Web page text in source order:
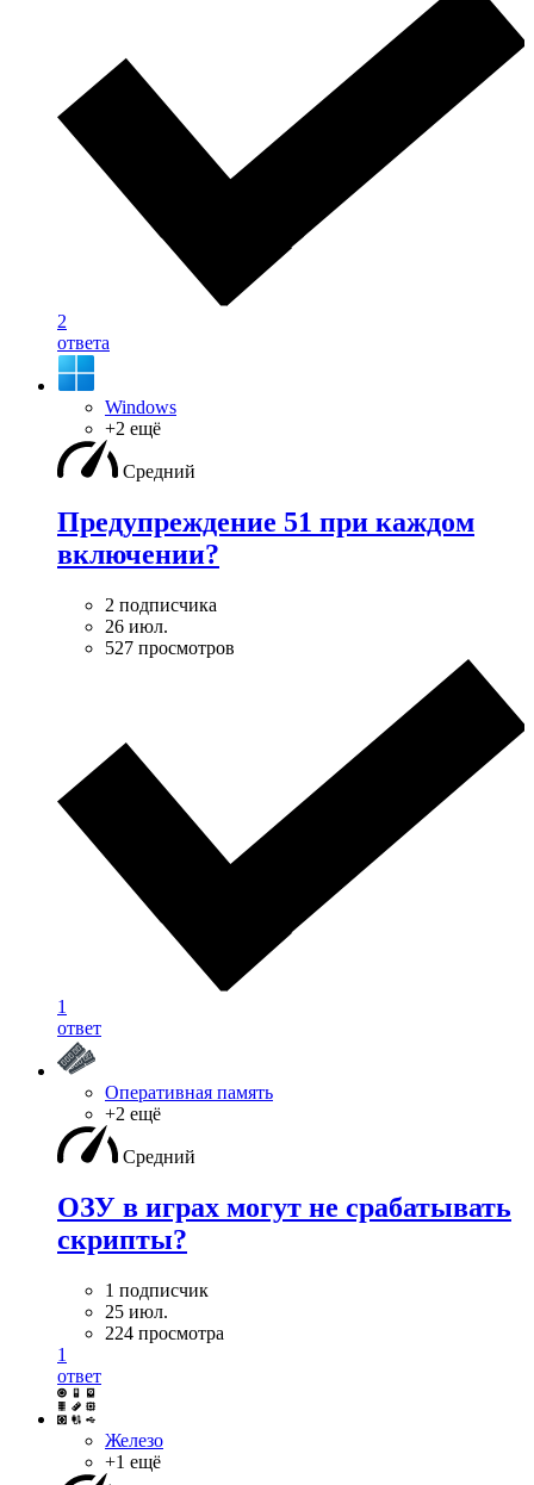
2
ответа
Windows
+2 ещё
Средний
Предупреждение 51 при каждом
включении?
2 подписчика
26 июл.
527 просмотров
1
ответ
Оперативная память
+2 ещё
Средний
ОЗУ в играх могут не срабатывать
скрипты?
1 подписчик
25 июл.
224 просмотра
1
ответ
Железо
+1 ещё